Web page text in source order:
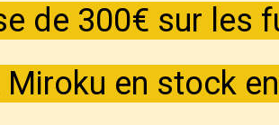
de 300€ sur les
en stock